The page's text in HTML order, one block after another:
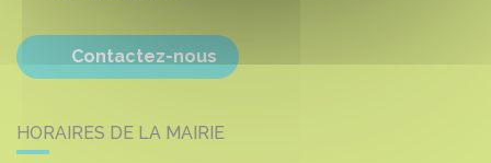
Contactez-nous
HORAIRES DE LA MAIRIE